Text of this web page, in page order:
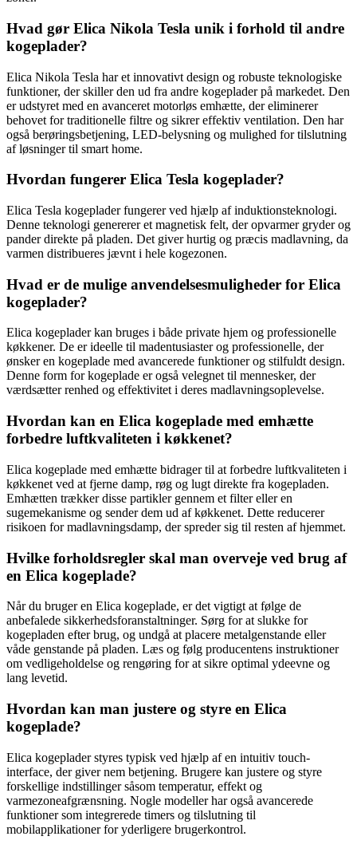
Hvad gør Elica Nikola Tesla unik i forhold til andre
kogeplader?
Elica Nikola Tesla har et innovativt design og robuste teknologiske
funktioner, der skiller den ud fra andre kogeplader på markedet. Den
er udstyret med en avanceret motorløs emhætte, der eliminerer
behovet for traditionelle filtre og sikrer effektiv ventilation. Den har
også berøringsbetjening, LED-belysning og mulighed for tilslutning
af løsninger til smart home.
Hvordan fungerer Elica Tesla kogeplader?
Elica Tesla kogeplader fungerer ved hjælp af induktionsteknologi.
Denne teknologi genererer et magnetisk felt, der opvarmer gryder og
pander direkte på pladen. Det giver hurtig og præcis madlavning, da
varmen distribueres jævnt i hele kogezonen.
Hvad er de mulige anvendelsesmuligheder for Elica
kogeplader?
Elica kogeplader kan bruges i både private hjem og professionelle
køkkener. De er ideelle til madentusiaster og professionelle, der
ønsker en kogeplade med avancerede funktioner og stilfuldt design.
Denne form for kogeplade er også velegnet til mennesker, der
værdsætter renhed og effektivitet i deres madlavningsoplevelse.
Hvordan kan en Elica kogeplade med emhætte
forbedre luftkvaliteten i køkkenet?
Elica kogeplade med emhætte bidrager til at forbedre luftkvaliteten i
køkkenet ved at fjerne damp, røg og lugt direkte fra kogepladen.
Emhætten trækker disse partikler gennem et filter eller en
sugemekanisme og sender dem ud af køkkenet. Dette reducerer
risikoen for madlavningsdamp, der spreder sig til resten af hjemmet.
Hvilke forholdsregler skal man overveje ved brug af
en Elica kogeplade?
Når du bruger en Elica kogeplade, er det vigtigt at følge de
anbefalede sikkerhedsforanstaltninger. Sørg for at slukke for
kogepladen efter brug, og undgå at placere metalgenstande eller
våde genstande på pladen. Læs og følg producentens instruktioner
om vedligeholdelse og rengøring for at sikre optimal ydeevne og
lang levetid.
Hvordan kan man justere og styre en Elica
kogeplade?
Elica kogeplader styres typisk ved hjælp af en intuitiv touch-
interface, der giver nem betjening. Brugere kan justere og styre
forskellige indstillinger såsom temperatur, effekt og
varmezoneafgrænsning. Nogle modeller har også avancerede
funktioner som integrerede timers og tilslutning til
mobilapplikationer for yderligere brugerkontrol.